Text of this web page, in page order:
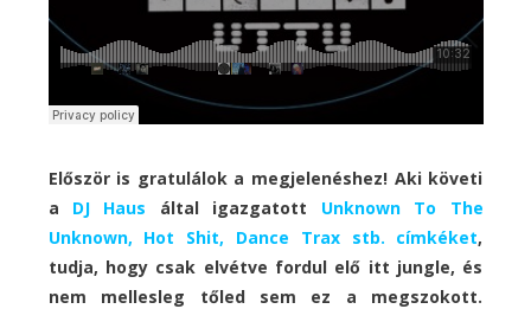
Először is gratulálok a megjelenéshez! Aki követi
a DJ Haus által igazgatott Unknown To The
Unknown, Hot Shit, Dance Trax stb. címkéket,
tudja, hogy csak elvétve fordul elő itt jungle, és
nem mellesleg tőled sem ez a megszokott.